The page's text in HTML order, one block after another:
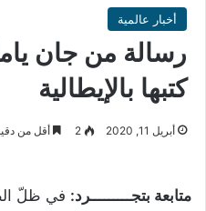
أخبار عالمية
رسالة من جان
كتبها بالإيطالية
أبريل 11, 2020 2 أقل من
متابعة بتجـــــــــرد: في ظلّ